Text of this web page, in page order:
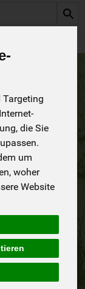
Targeting
die Sie
um
woher
Website